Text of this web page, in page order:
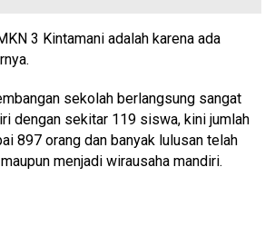
3 Kintamani adalah karena ada
sekolah berlangsung sangat
dengan sekitar 119 siswa, kini jumlah
897 orang dan banyak lulusan telah
menjadi wirausaha mandiri.